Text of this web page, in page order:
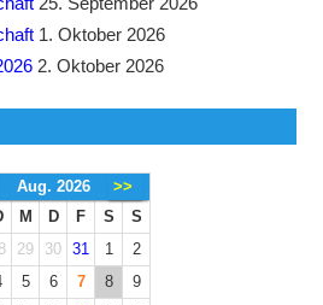
1. Oktober 2026
2. Oktober 2026
Aug. 2026
>>
M D F S
S
29 30 31 1
2
5 6 7 8
9